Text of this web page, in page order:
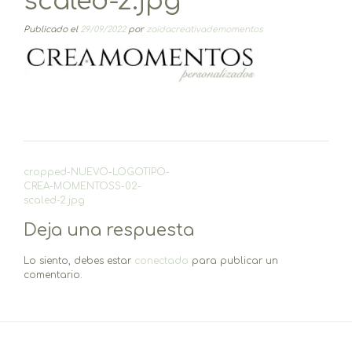
Publicado el 29/09/2022por zaidacreativademomentos
Navegación
de
entradas
cropped-NUEVO-LOGOTIPO-
CREA-MOMENTOSS-02-
scaled-2.jpg
Deja una respuesta
Lo siento, debes estar conectado para publicar un
comentario.